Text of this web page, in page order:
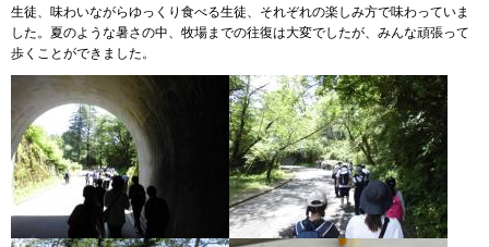
生徒、味わいながらゆっくり食べる生徒、それぞれの楽しみ方で味わっていま
した。夏のような暑さの中、牧場までの往復は大変でしたが、みんな頑張って
歩くことができました。